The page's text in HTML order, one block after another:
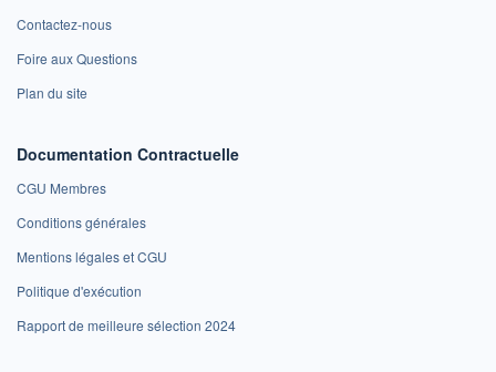
Contactez-nous
Foire aux Questions
Plan du site
Documentation Contractuelle
CGU Membres
Conditions générales
Mentions légales et CGU
Politique d'exécution
Rapport de meilleure sélection 2024